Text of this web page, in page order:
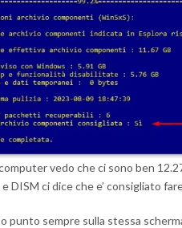
vedo che ci sono ben
DISM ci dice che e’ consigliato
punto sempre sulla stessa